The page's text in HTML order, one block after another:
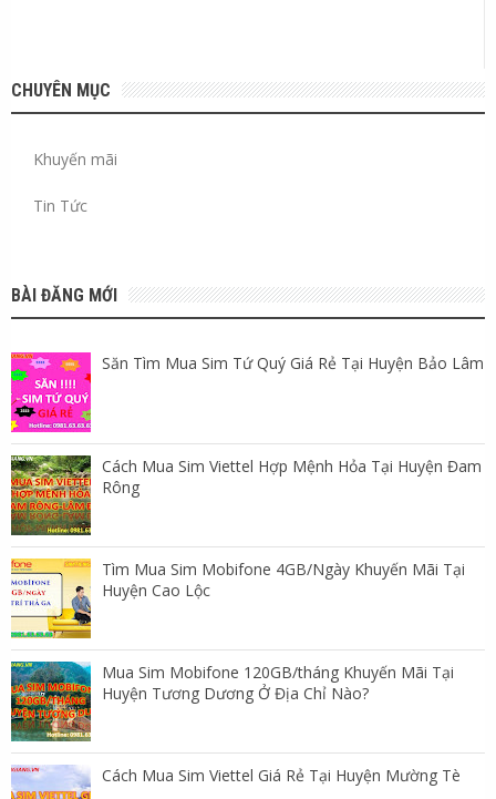
CHUYÊN MỤC
Khuyến mãi
Tin Tức
BÀI ĐĂNG MỚI
Săn Tìm Mua Sim Tứ Quý Giá Rẻ Tại Huyện Bảo Lâm
Cách Mua Sim Viettel Hợp Mệnh Hỏa Tại Huyện Đam
Rông
Tìm Mua Sim Mobifone 4GB/Ngày Khuyến Mãi Tại
Huyện Cao Lộc
Mua Sim Mobifone 120GB/tháng Khuyến Mãi Tại
Huyện Tương Dương Ở Địa Chỉ Nào?
Cách Mua Sim Viettel Giá Rẻ Tại Huyện Mường Tè